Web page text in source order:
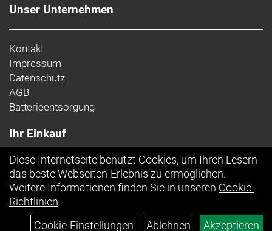
Unser Unternehmen
Kontakt
Impressum
Datenschutz
AGB
Batterieentsorgung
Ihr Einkauf
Top Artikel
Diese Internetseite benutzt Cookies, um Ihren Lesern
das beste Webseiten-Erlebnis zu ermöglichen.
Weitere Informationen finden Sie in unseren Cookie-
Richtlinien.
Cookie-Einstellungen
Ablehnen Akzeptieren